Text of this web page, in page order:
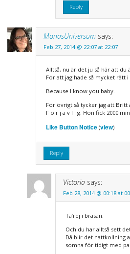
Reply
MonasUniversum says:
Feb 27, 2014 @ 22:07 at 22:07
Alltså, nu är det ju så här att du
För att jag hade så mycket rätt i
Because I know you baby.
För övrigt så tycker jag att
F ö r j ä v l i g. Hon fick 2000
Like Button Notice(view)
Reply
Victoria says:
Feb 28, 2014 @ 00:18 at
Ta’rej i brasan.
Och du har alltså sett
Då blir det nattkollning
somna för tidigt med